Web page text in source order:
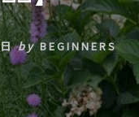
by BEGINNERS